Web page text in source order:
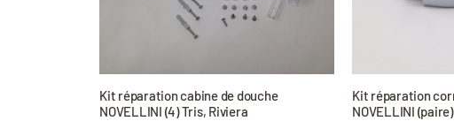
Kit réparation cabine de douche
NOVELLINI (4) Tris, Riviera
Kit réparation
NOVELLINI